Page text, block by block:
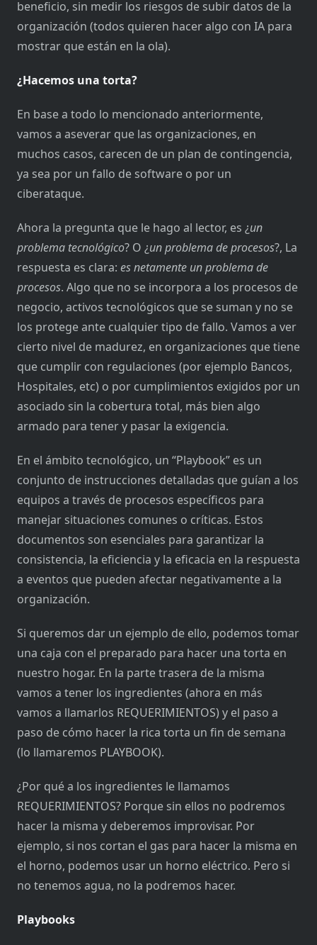
beneficio, sin medir los riesgos de subir datos de la
organización (todos quieren hacer algo con IA para
mostrar que están en la ola).
¿Hacemos una torta?
En base a todo lo mencionado anteriormente,
vamos a aseverar que las organizaciones, en
muchos casos, carecen de un plan de contingencia,
ya sea por un fallo de software o por un
ciberataque.
Ahora la pregunta que le hago al lector, es ¿un
problema tecnológico? O ¿un problema de procesos?, La
respuesta es clara: es netamente un problema de
procesos. Algo que no se incorpora a los procesos de
negocio, activos tecnológicos que se suman y no se
los protege ante cualquier tipo de fallo. Vamos a ver
cierto nivel de madurez, en organizaciones que tiene
que cumplir con regulaciones (por ejemplo Bancos,
Hospitales, etc) o por cumplimientos exigidos por un
asociado sin la cobertura total, más bien algo
armado para tener y pasar la exigencia.
En el ámbito tecnológico, un “Playbook” es un
conjunto de instrucciones detalladas que guían a los
equipos a través de procesos específicos para
manejar situaciones comunes o críticas. Estos
documentos son esenciales para garantizar la
consistencia, la eficiencia y la eficacia en la respuesta
a eventos que pueden afectar negativamente a la
organización.
Si queremos dar un ejemplo de ello, podemos tomar
una caja con el preparado para hacer una torta en
nuestro hogar. En la parte trasera de la misma
vamos a tener los ingredientes (ahora en más
vamos a llamarlos REQUERIMIENTOS) y el paso a
paso de cómo hacer la rica torta un fin de semana
(lo llamaremos PLAYBOOK).
¿Por qué a los ingredientes le llamamos
REQUERIMIENTOS? Porque sin ellos no podremos
hacer la misma y deberemos improvisar. Por
ejemplo, si nos cortan el gas para hacer la misma en
el horno, podemos usar un horno eléctrico. Pero si
no tenemos agua, no la podremos hacer.
Playbooks